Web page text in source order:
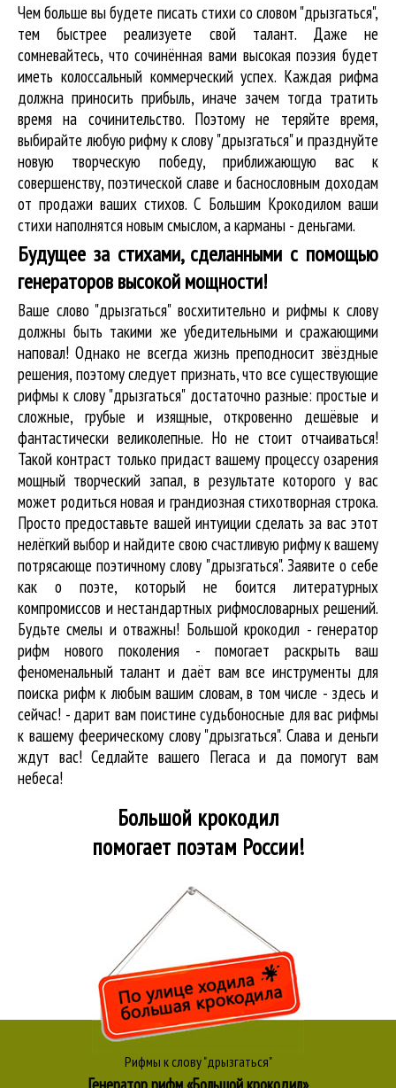
Чем больше вы будете писать стихи со словом "дрызгаться",
тем быстрее реализуете свой талант. Даже не
сомневайтесь, что сочинённая вами высокая поэзия будет
иметь колоссальный коммерческий успех. Каждая рифма
должна приносить прибыль, иначе зачем тогда тратить
время на сочинительство. Поэтому не теряйте время,
выбирайте любую рифму к слову "дрызгаться" и празднуйте
новую творческую победу, приближающую вас к
совершенству, поэтической славе и баснословным доходам
от продажи ваших стихов. С Большим Крокодилом ваши
стихи наполнятся новым смыслом, а карманы - деньгами.
Будущее за стихами, сделанными с помощью
генераторов высокой мощности!
Ваше слово "дрызгаться" восхитительно и рифмы к слову
должны быть такими же убедительными и сражающими
наповал! Однако не всегда жизнь преподносит звёздные
решения, поэтому следует признать, что все существующие
рифмы к слову "дрызгаться" достаточно разные: простые и
сложные, грубые и изящные, откровенно дешёвые и
фантастически великолепные. Но не стоит отчаиваться!
Такой контраст только придаст вашему процессу озарения
мощный творческий запал, в результате которого у вас
может родиться новая и грандиозная стихотворная строка.
Просто предоставьте вашей интуиции сделать за вас этот
нелёгкий выбор и найдите свою счастливую рифму к вашему
потрясающе поэтичному слову "дрызгаться". Заявите о себе
как о поэте, который не боится литературных
компромиссов и нестандартных рифмословарных решений.
Будьте смелы и отважны! Большой крокодил - генератор
рифм нового поколения - помогает раскрыть ваш
феноменальный талант и даёт вам все инструменты для
поиска рифмк любым вашим словам, в том числе - здесь и
сейчас! - дарит вам поистине судьбоносные для вас рифмы
к вашему феерическому слову "дрызгаться". Слава и деньги
ждут вас! Седлайте вашего Пегаса и да помогут вам
небеса!
Большой крокодил
помогает поэтам России!
Рифмы к слову "дрызгаться"